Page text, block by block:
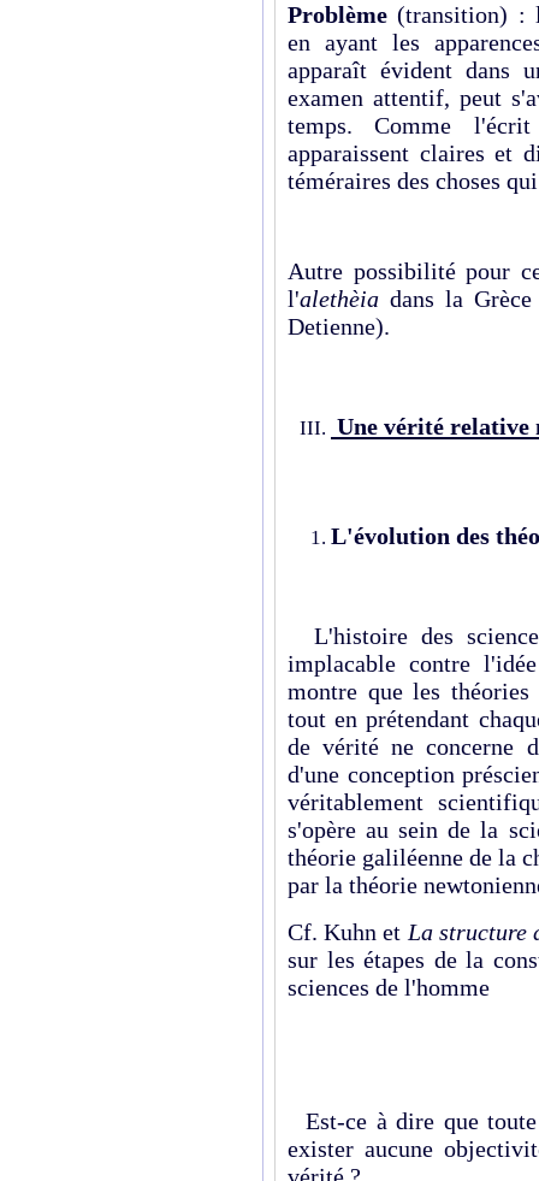
Problème(transition) :
en ayant les
apparaît évident dans
examen attentif, peut
temps. Comme
apparaissent claires et
téméraires des choses
Autre possibilité pour
l'alethèia dans la
Detienne).
Une vérité relative
L'évolution des
L'histoire des
implacable contre
montre que les
tout en prétendant
de vérité ne concerne
d'une conception
véritablement
s'opère au sein de la
théorie galiléenne de la
par la théorie
Cf. Kuhn et La structure
sur les étapes de la
sciences de l'homme
Est-ce à dire que
exister aucune